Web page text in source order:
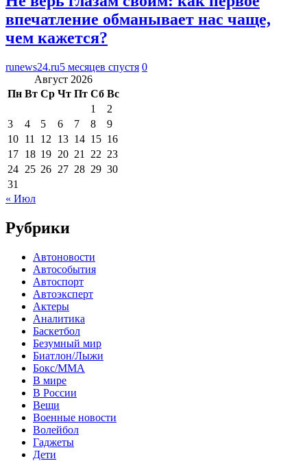
впечатление обманывает нас чаще,
чем кажется?
runews24.ru5 месяцев спустя 0
Август 2026
Пн Вт Ср Чт Пт Сб Вс
1
2
3
4 5 6 7 8
9
10 11 12 13 14 15 16
17 18 19 20 21 22 23
24 25 26 27 28 29 30
31
« Июл
Рубрики
Автоновости
Автособытия
Автоспорт
Автоэксперт
Актеры
Аналитика
Баскетбол
Безумный мир
Биатлон/Лыжи
Бокс/MMA
В мире
В России
Вещи
Военные новости
Волейбол
Гаджеты
Дети